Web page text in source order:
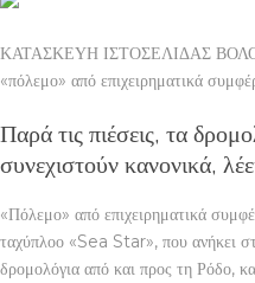
ΚΑΤΑΣΚΕΥΗ ΙΣΤΟΣΕΛΙΔΑΣ
«πόλεμο» από επιχειρηματικά
Παρά τις πιέσεις, τα
συνεχιστούν κανονικά,
«Πόλεμο» από επιχειρηματικά
ταχύπλοο «Sea Star», που ανήκει
δρομολόγια από και προς τη Ρόδο,